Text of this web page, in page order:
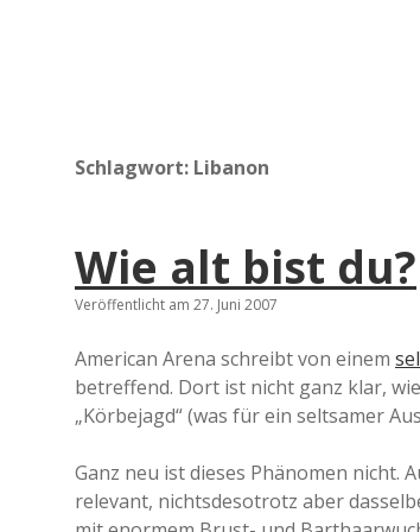
Schlagwort: Libanon
Wie alt bist du?
Veröffentlicht am 27. Juni 2007
American Arena schreibt von einem
betreffend. Dort ist nicht ganz klar,
„Körbejagd“ (was für ein seltsamer
Ganz neu ist dieses Phänomen nicht.
relevant, nichtsdesotrotz aber